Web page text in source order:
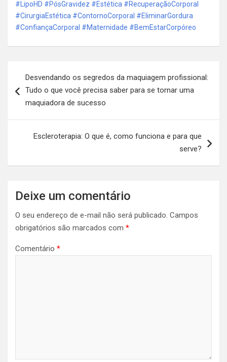
#LipoHD #PósGravidez #Estética #RecuperaçãoCorporal
#CirurgiaEstética #ContornoCorporal #EliminarGordura
#ConfiançaCorporal #Maternidade #BemEstarCorpóreo
de
Post
Desvendando os segredos da maquiagem profissional:
Tudo o que você precisa saber para se tornar uma
maquiadora de sucesso
Escleroterapia: O que é, como funciona e para que
serve?
Deixe um comentário
O seu endereço de e-mail não será publicado. Campos
obrigatórios são marcados com *
Comentário *